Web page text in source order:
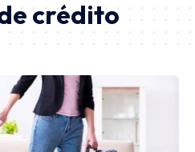
crédito